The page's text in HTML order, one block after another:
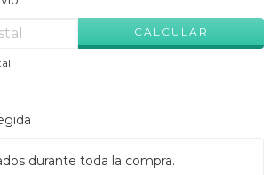
CALCULAR
durante toda la compra.